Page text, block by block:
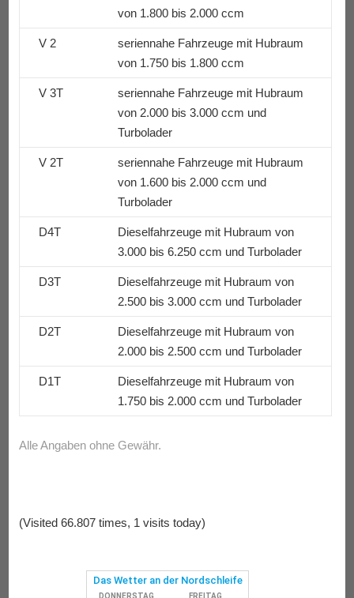
von 1.800 bis 2.000 ccm
V 2
seriennahe Fahrzeuge mit Hubraum
von 1.750 bis 1.800 ccm
V 3T
seriennahe Fahrzeuge mit Hubraum
von 2.000 bis 3.000 ccm und
Turbolader
V 2T
seriennahe Fahrzeuge mit Hubraum
von 1.600 bis 2.000 ccm und
Turbolader
D4T
Dieselfahrzeuge mit Hubraum von
3.000 bis 6.250 ccm und Turbolader
D3T
Dieselfahrzeuge mit Hubraum von
2.500 bis 3.000 ccm und Turbolader
D2T
Dieselfahrzeuge mit Hubraum von
2.000 bis 2.500 ccm und Turbolader
D1T
Dieselfahrzeuge mit Hubraum von
1.750 bis 2.000 ccm und Turbolader
Alle Angaben ohne Gewähr.
(Visited 66.807 times, 1 visits today)